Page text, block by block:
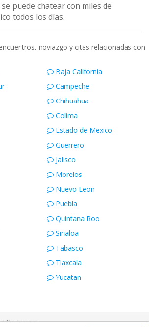
puede chatear con miles de
todos los días.
noviazgo y citas relacionadas con
Baja California
Campeche
Chihuahua
Colima
Estado de Mexico
Guerrero
Jalisco
Morelos
Nuevo Leon
Puebla
Quintana Roo
Sinaloa
Tabasco
Tlaxcala
Yucatan